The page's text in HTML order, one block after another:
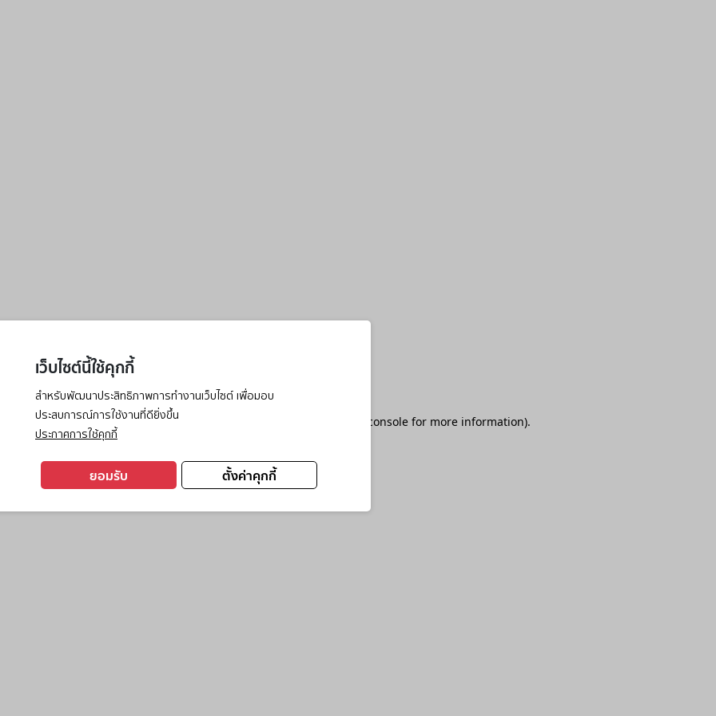
เว็บไซต์นี้ใช้คุกกี้
สำหรับพัฒนาประสิทธิภาพการทำงานเว็บไซต์ เพื่อมอบ
ประสบการณ์การใช้งานที่ดียิ่งขึ้น
ประกาศการใช้คุกกี้
ตั้งค่าคุกกี้
ยอมรับ
has occurred while loading browser console for more information).